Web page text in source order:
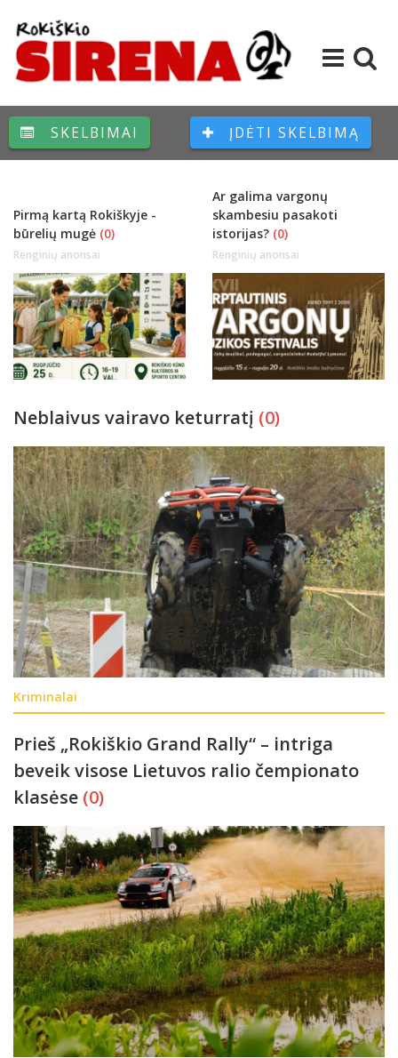
SKELBIMAI ĮDĖTI SKELBIMĄ
Pirmą kartą Rokiškyje -
būrelių mugė (0)
Renginių anonsai
Ar galima vargonų
skambesiu pasakoti
istorijas? (0)
Renginių anonsai
Neblaivus vairavo keturratį (0)
Kriminalai
Prieš „Rokiškio Grand Rally“ – intriga
beveik visose Lietuvos ralio čempionato
klasėse (0)